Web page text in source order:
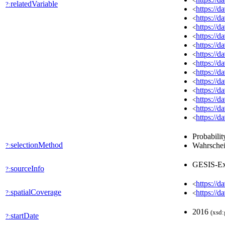
?:relatedVariable
<https://
<https://
<https://
<https://
<https://
<https://
<https://
<https://
<https://
<https://
<https://
<https://
<https://
?:selectionMethod
?:sourceInfo GESIS-
?:spatialCoverage
<https://
<https://
?:startDate 2016